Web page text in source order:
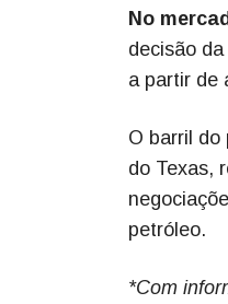
No
decisão
a partir de
O barril do
do Texas,
petróleo.
*Com